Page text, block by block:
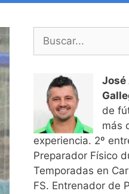
Buscar:
José
de
más
experiencia. 2º
Preparador Físico
Temporadas en
FS. Entrenador de